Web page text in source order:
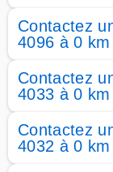
Contactez
4096 à 0
Contactez
4033 à 0
Contactez
4032 à 0